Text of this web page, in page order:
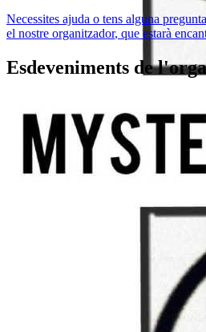
Necessites ajuda o tens alguna
el nostre organitzador, que estarà
Esdeveniments de